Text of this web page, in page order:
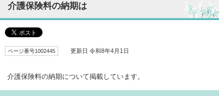
介護保険料の納期は
ページ番号1002445 更新日 令和8年4月1日
介護保険料の納期について掲載しています。